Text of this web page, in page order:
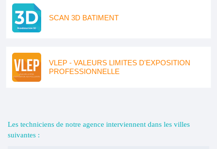
SCAN 3D BATIMENT
VLEP - VALEURS LIMITES D'EXPOSITION
PROFESSIONNELLE
Les techniciens de notre agence interviennent dans les villes
suivantes :